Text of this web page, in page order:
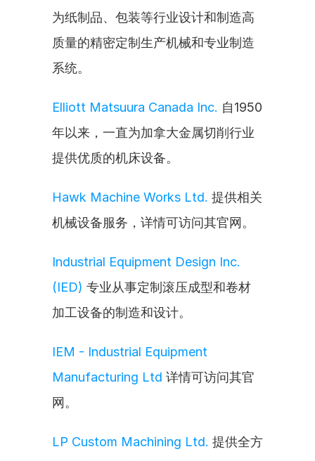
为纸制品、包装等行业设计和制造高
质量的精密定制生产机械和专业制造
系统。
Elliott Matsuura Canada Inc. 自1950
年以来，一直为加拿大金属切削行业
提供优质的机床设备。
Hawk Machine Works Ltd. 提供相关
机械设备服务，详情可访问其官网。
Industrial Equipment Design Inc.
(IED) 专业从事定制滚压成型和卷材
加工设备的制造和设计。
IEM - Industrial Equipment
Manufacturing Ltd 详情可访问其官
网。
LP Custom Machining Ltd. 提供全方